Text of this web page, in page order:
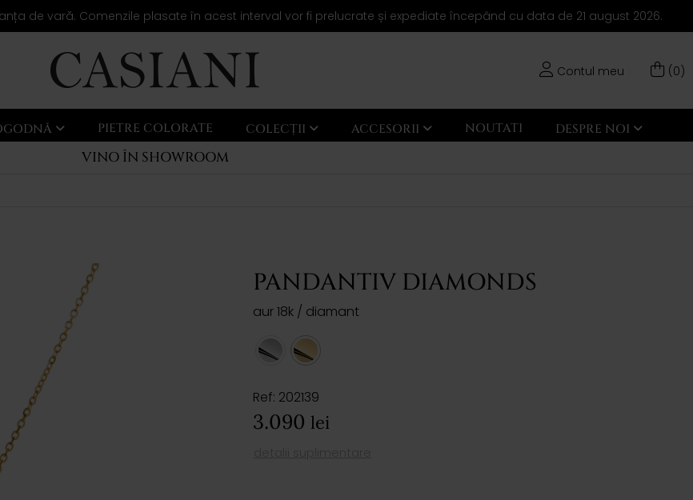
de vară. Comenzile plasate în acest interval vor fi prelucrate și expediate începând cu data de 21 august 2026.
Contul meu (0)
PIETRE COLORATE COLECȚII ACCESORII NOUTATI DESPRE NOI
VINO ÎN SHOWROOM
PANDANTIV DIAMONDS
aur 18k / diamant
Ref: 202139
3.090 lei